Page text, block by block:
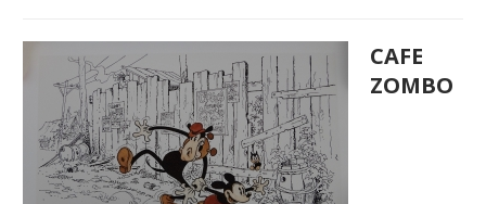
CAFE
ZOMBO